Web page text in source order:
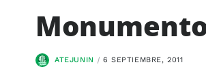
ATEJUNIN 6 SEPTIEMBRE, 2011